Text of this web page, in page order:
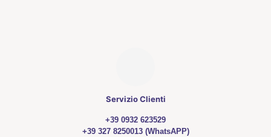
Servizio Clienti
+39 0932 623529
+39 327 8250013 (WhatsAPP)